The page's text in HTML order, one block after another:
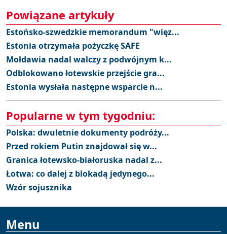
Powiązane artykuły
Estońsko-szwedzkie memorandum "więz...
Estonia otrzymała pożyczkę SAFE
Mołdawia nadal walczy z podwójnym k...
Odblokowano łotewskie przejście gra...
Estonia wysłała następne wsparcie n...
Popularne w tym tygodniu:
Polska: dwuletnie dokumenty podróży...
Przed rokiem Putin znajdował się w...
Granica łotewsko-białoruska nadal z...
Łotwa: co dalej z blokadą jedynego...
Wzór sojusznika
Menu